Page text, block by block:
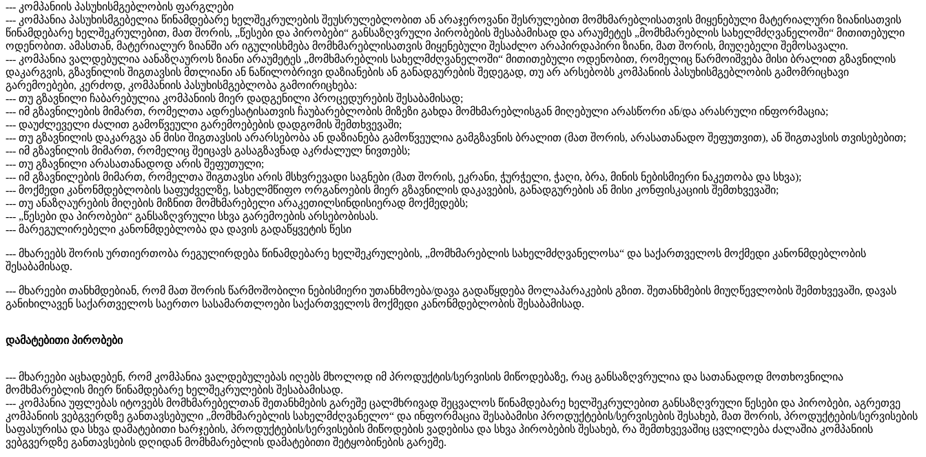
--- კომპანიის პასუხისმგებლობის ფარგლები
--- კომპანია პასუხისმგებელია წინამდებარე ხელშეკრულების შეუსრულებლობით ან არაჯეროვანი შესრულებით მომხმარებლისათვის მიყენებული მატერიალური ზიანისათვის
წინამდებარე ხელშეკრულებით, მათ შორის, „წესები და პირობები“ განსაზღვრული პირობების შესაბამისად და არაუმეტეს „მომხმარებლის სახელმძღვანელოში“ მითითებული
ოდენობით. ამასთან, მატერიალურ ზიანში არ იგულისხმება მომხმარებლისათვის მიყენებული შესაძლო არაპირდაპირი ზიანი, მათ შორის, მიუღებელი შემოსავალი.
--- კომპანია ვალდებულია აანაზღაუროს ზიანი არაუმეტეს „მომხმარებლის სახელმძღვანელოში“ მითითებული ოდენობით, რომელიც წარმოიშვება მისი ბრალით გზავნილის
დაკარგვის, გზავნილის შიგთავსის მთლიანი ან ნაწილობრივი დაზიანების ან განადგურების შედეგად, თუ არ არსებობს კომპანიის პასუხისმგებლობის გამომრიცხავი
გარემოებები, კერძოდ, კომპანიის პასუხისმგებლობა გამოირიცხება:
--- თუ გზავნილი ჩაბარებულია კომპანიის მიერ დადგენილი პროცედურების შესაბამისად;
--- იმ გზავნილების მიმართ, რომელთა ადრესატისათვის ჩაუბარებლობის მიზეზი გახდა მომხმარებლისგან მიღებული არასწორი ან/და არასრული ინფორმაცია;
--- დაუძლეველი ძალით გამოწვეული გარემოებების დადგომის შემთხვევაში;
--- თუ გზავნილის დაკარგვა ან მისი შიგთავსის არარსებობა ან დაზიანება გამოწვეულია გამგზავნის ბრალით (მათ შორის, არასათანადო შეფუთვით), ან შიგთავსის თვისებებით;
--- იმ გზავნილის მიმართ, რომელიც შეიცავს გასაგზავნად აკრძალულ ნივთებს;
--- თუ გზავნილი არასათანადოდ არის შეფუთული;
--- იმ გზავნილების მიმართ, რომელთა შიგთავსი არის მსხვრევადი საგნები (მათ შორის, ეკრანი, ჭურჭელი, ჭაღი, ბრა, მინის ნებისმიერი ნაკეთობა და სხვა);
--- მოქმედი კანონმდებლობის საფუძველზე, სახელმწიფო ორგანოების მიერ გზავნილის დაკავების, განადგურების ან მისი კონფისკაციის შემთხვევაში;
--- თუ ანაზღაურების მიღების მიზნით მომხმარებელი არაკეთილსინდისიერად მოქმედებს;
--- „წესები და პირობები“ განსაზღვრული სხვა გარემოების არსებობისას.
--- მარეგულირებელი კანონმდებლობა და დავის გადაწყვეტის წესი
--- მხარეებს შორის ურთიერთობა რეგულირდება წინამდებარე ხელშეკრულების, „მომხმარებლის სახელმძღვანელოსა“ და საქართველოს მოქმედი კანონმდებლობის
შესაბამისად.
--- მხარეები თანხმდებიან, რომ მათ შორის წარმოშობილი ნებისმიერი უთანხმოება/დავა გადაწყდება მოლაპარაკების გზით. შეთანხმების მიუღწევლობის შემთხვევაში, დავას
განიხილავენ საქართველოს საერთო სასამართლოები საქართველოს მოქმედი კანონმდებლობის შესაბამისად.
დამატებითი პირობები
--- მხარეები აცხადებენ, რომ კომპანია ვალდებულებას იღებს მხოლოდ იმ პროდუქტის/სერვისის მიწოდებაზე, რაც განსაზღვრულია და სათანადოდ მოთხოვნილია
მომხმარებლის მიერ წინამდებარე ხელშეკრულების შესაბამისად.
--- კომპანია უფლებას იტოვებს მომხმარებელთან შეთანხმების გარეშე ცალმხრივად შეცვალოს წინამდებარე ხელშეკრულებით განსაზღვრული წესები და პირობები, აგრეთვე
კომპანიის ვებგვერდზე განთავსებული „მომხმარებლის სახელმძღვანელო“ და ინფორმაცია შესაბამისი პროდუქტების/სერვისების შესახებ, მათ შორის, პროდუქტების/სერვისების
საფასურისა და სხვა დამატებითი ხარჯების, პროდუქტების/სერვისების მიწოდების ვადებისა და სხვა პირობების შესახებ, რა შემთხვევაშიც ცვლილება ძალაშია კომპანიის
ვებგვერდზე განთავსების დღიდან მომხმარებლის დამატებითი შეტყობინების გარეშე.